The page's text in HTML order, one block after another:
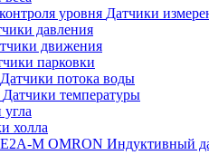
Датчики
давления
движения
парковки
Датчики потока воды
Датчики температуры
холла
Индуктивный